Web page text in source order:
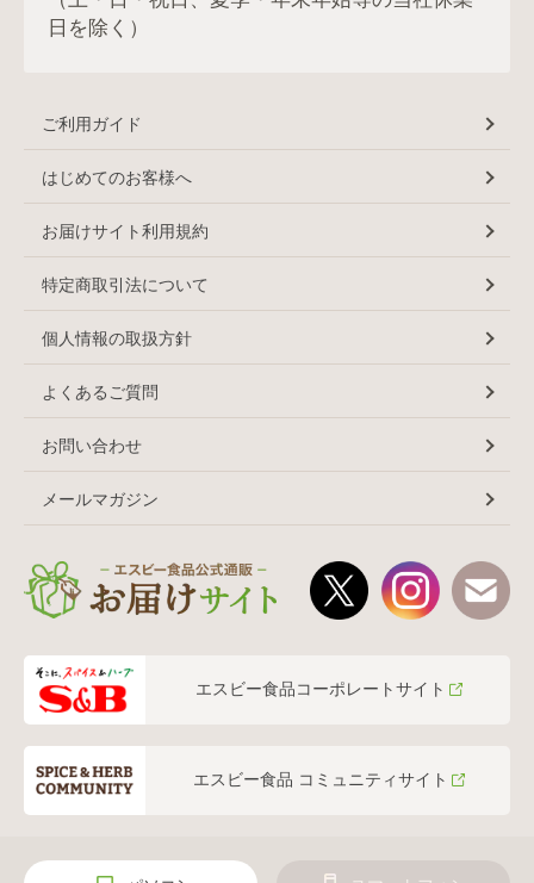
日を除く）
ご利用ガイド
はじめてのお客様へ
お届けサイト利用規約
特定商取引法について
個人情報の取扱方針
よくあるご質問
お問い合わせ
メールマガジン
エスビー食品コーポレートサイト
エスビー食品 コミュニティサイト